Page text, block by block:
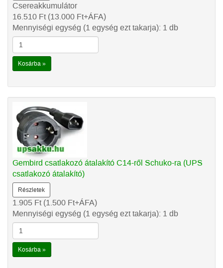
Csereakkumulátor
16.510 Ft(13.000 Ft+ÁFA)
Mennyiségi egység (1 egység ezt takarja): 1 db
Kosárba »
Gembird csatlakozó átalakító C14-ről Schuko-ra (UPS
csatlakozó átalakító)
Részletek
1.905 Ft(1.500 Ft+ÁFA)
Mennyiségi egység (1 egység ezt takarja): 1 db
Kosárba »